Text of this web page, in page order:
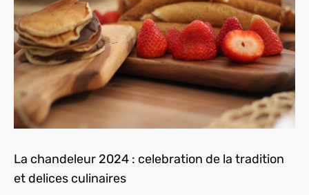
La chandeleur 2024 : celebration de la tradition
et delices culinaires